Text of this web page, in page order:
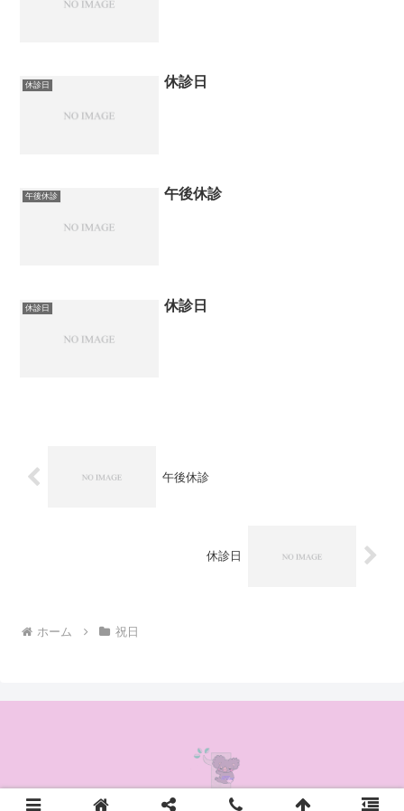
休診日 休診日
午後休診 午後休診
休診日 休診日
午後休診
休診日
ホーム 祝日
© 2020 かんの耳鼻咽喉科クリニック.